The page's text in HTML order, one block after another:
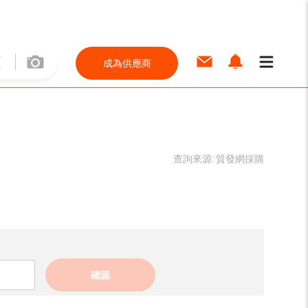
成為供應商
查詢來源: 貿發網採購
確認